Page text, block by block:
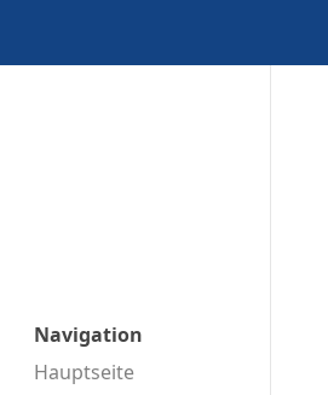
Navigation
Hauptseite